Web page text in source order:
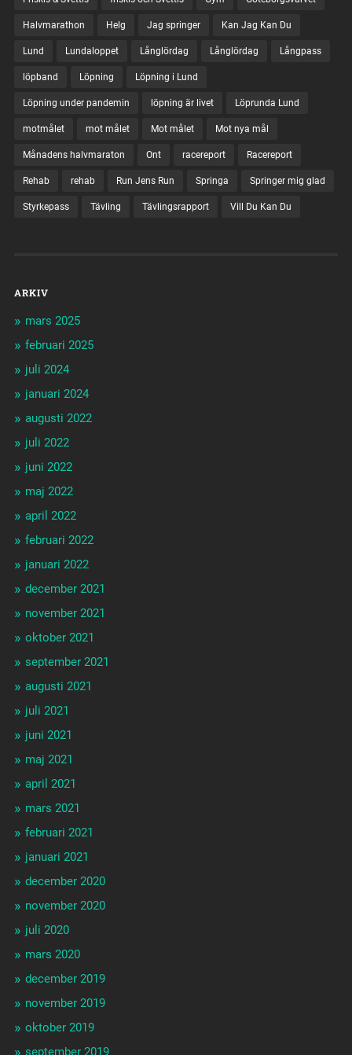
Halvmarathon Helg Jag springer Kan Jag Kan Du
Lund Lundaloppet Långlördag Långlördag Långpass
löpband Löpning Löpning i Lund
Löpning under pandemin löpning är livet Löprunda Lund
motmålet mot målet Mot målet Mot nya mål
Månadens halvmaraton Ont racereport Racereport
Rehab rehab Run Jens Run Springa Springer mig glad
Styrkepass Tävling Tävlingsrapport Vill Du Kan Du
ARKIV
mars 2025
februari 2025
juli 2024
januari 2024
augusti 2022
juli 2022
juni 2022
maj 2022
april 2022
februari 2022
januari 2022
december 2021
november 2021
oktober 2021
september 2021
augusti 2021
juli 2021
juni 2021
maj 2021
april 2021
mars 2021
februari 2021
januari 2021
december 2020
november 2020
juli 2020
mars 2020
december 2019
november 2019
oktober 2019
september 2019